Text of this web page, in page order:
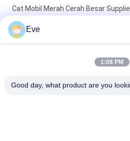
Cat Mobil Merah Cerah Besar
Cat Otomotif Cat Spray Paint
Cat Mobil Merah Cemerlang Tahan
Pemasok Cat Otomotif Perbaikan
Eve
1:08 PM
Good day, what product are you